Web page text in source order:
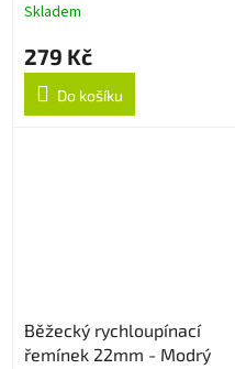
Skladem
279 Kč
Do košíku
Běžecký rychloupínací
řemínek 22mm - Modrý